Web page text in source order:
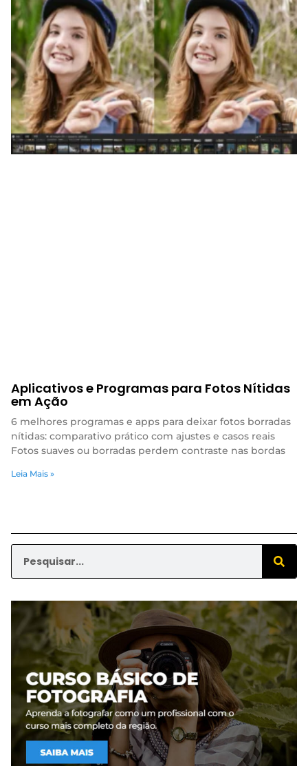
Aplicativos e Programas para Fotos Nítidas
em Ação
6 melhores programas e apps para deixar fotos borradas
nítidas: comparativo prático com ajustes e casos reais
Fotos suaves ou borradas perdem contraste nas bordas
Leia Mais »